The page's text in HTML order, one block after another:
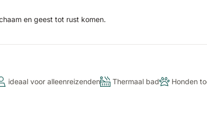
en geest tot rust komen.
ideaal voor alleenreizenden Thermaal bad
Honden